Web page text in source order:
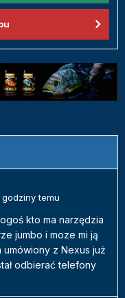
godziny temu
kto ma narzędzia
jumbo i moze mi ją
umówiony z Nexus już
odbierać telefony